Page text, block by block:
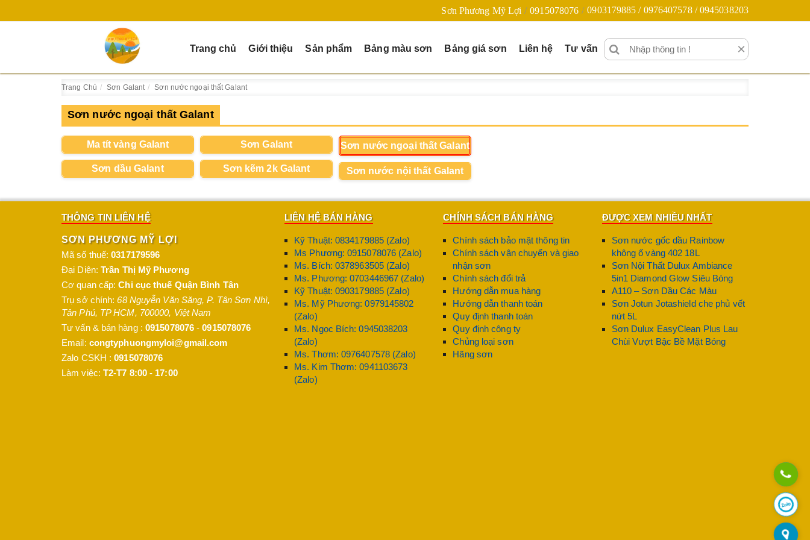
Sơn Phương Mỹ Lợi 0915078076 0903179885 / 0976407578 / 0945038203
Trang chủ Giới thiệu Sản phẩm Bảng màu sơn Bảng giá sơn Liên hệ Tư vấn ×
Trang Chủ Sơn Galant Sơn nước ngoại thất Galant
Sơn nước ngoại thất Galant
Ma tít vàng Galant
Sơn dầu Galant
Sơn Galant
Sơn kẽm 2k Galant
Sơn nước ngoại thất Galant
Sơn nước nội thất Galant
THÔNG TIN LIÊN HỆ
SƠN PHƯƠNG MỸ LỢI
Mã số thuế:0317179596
Đại Diện: Trần Thị Mỹ Phương
Cơ quan cấp:Chi cục thuế Quận Bình Tân
Trụ sở chính:68 Nguyễn Văn Săng, P. Tân Sơn Nhì,
Tân Phú, TP HCM, 700000, Việt Nam
Tư vấn & bán hàng : 0915078076 -0915078076
Email: congtyphuongmyloi@gmail.com
Zalo CSKH :0915078076
Làm việc: T2-T7 8:00 - 17:00
LIÊN HỆ BÁN HÀNG
Kỹ Thuật: 0834179885 (Zalo)
Ms Phương: 0915078076 (Zalo)
Ms. Bích: 0378963505 (Zalo)
Ms. Phương: 0703446967 (Zalo)
Kỹ Thuật: 0903179885 (Zalo)
Ms. Mỹ Phương: 0979145802
(Zalo)
Ms. Ngọc Bích: 0945038203
(Zalo)
Ms. Thơm: 0976407578 (Zalo)
Ms. Kim Thơm: 0941103673
(Zalo)
CHÍNH SÁCH BÁN HÀNG
Chính sách bảo mật thông tin
Chính sách vận chuyển và giao
nhận sơn
Chính sách đổi trả
Hướng dẫn mua hàng
Hướng dẫn thanh toán
Quy định thanh toán
Quy định công ty
Chủng loại sơn
Hãng sơn
ĐƯỢC XEM NHIỀU NHẤT
Sơn nước gốc dầu Rainbow
không ố vàng 402 18L
Sơn Nội Thất Dulux Ambiance
5in1 Diamond Glow Siêu Bóng
A110 – Sơn Dầu Các Màu
Sơn Jotun Jotashield che phủ vết
nứt 5L
Sơn Dulux EasyClean Plus Lau
Chùi Vượt Bậc Bề Mặt Bóng